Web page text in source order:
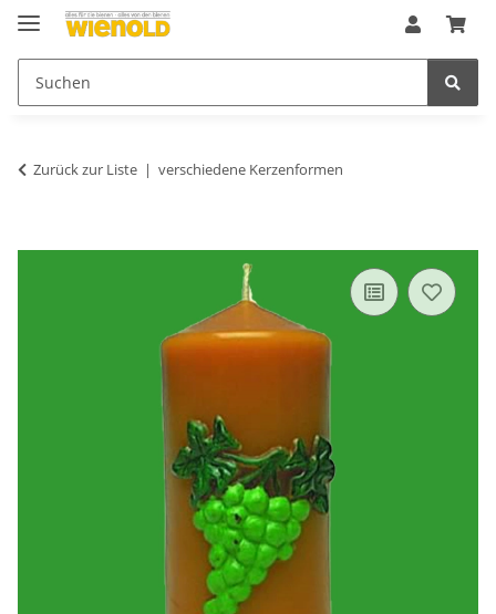
Zurück zur Liste verschiedene Kerzenformen